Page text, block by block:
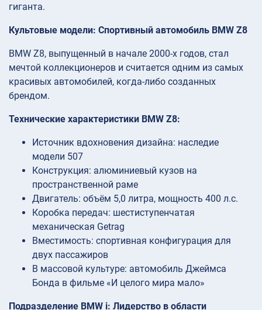
гиганта.
Культовые модели: Спортивный автомобиль BMW Z8
BMW Z8, выпущенный в начале 2000-х годов, стал
мечтой коллекционеров и считается одним из самых
красивых автомобилей, когда-либо созданных
брендом.
Технические характеристики BMW Z8:
Источник вдохновения дизайна: наследие
модели 507
Конструкция: алюминиевый кузов на
пространственной раме
Двигатель: объём 5,0 литра, мощность 400 л.с.
Коробка передач: шестиступенчатая
механическая Getrag
Вместимость: спортивная конфигурация для
двух пассажиров
В массовой культуре: автомобиль Джеймса
Бонда в фильме «И целого мира мало»
Подразделение BMW i: Лидерство в области